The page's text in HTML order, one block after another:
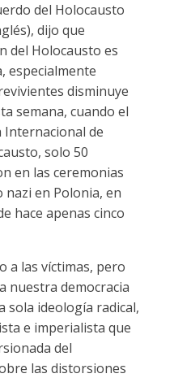
del Holocausto
dijo que
del Holocausto es
especialmente
disminuye
semana, cuando el
Internacional de
solo 50
en las ceremonias
nazi en Polonia, en
hace apenas cinco
a las víctimas, pero
nuestra democracia
sola ideología radical,
e imperialista que
del
las distorsiones